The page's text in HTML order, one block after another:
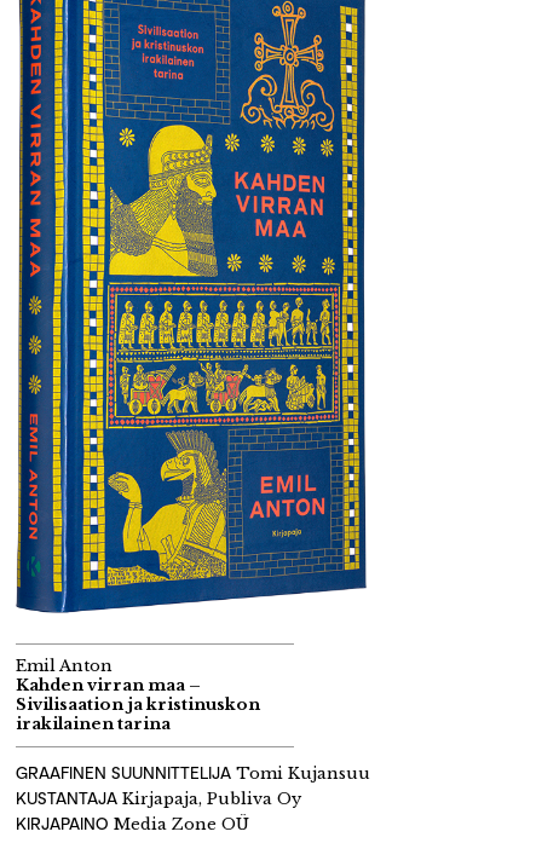
Emil Anton
Kahden virran maa –
Sivilisaation ja kristinuskon
irakilainen tarina
GRAAFINEN SUUNNITTELIJA Tomi Kujansuu
KUSTANTAJA Kirjapaja, Publiva Oy
KIRJAPAINO Media Zone OÜ